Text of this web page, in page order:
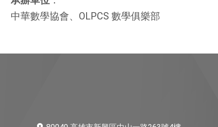
中華數學協會、OLPCS 數學俱樂部